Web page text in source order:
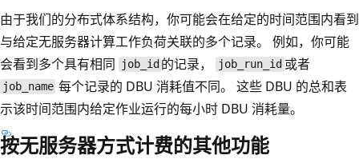
由于我们的分布式体系结构，你可能会在给定的时间范围内看到
与给定无服务器计算工作负荷关联的多个记录。 例如，你可能
会看到多个具有相同
job_id 的记录， job_run_id 或者
job_name 每个记录的 DBU 消耗值不同。 这些 DBU 的总和表
示该时间范围内给定作业运行的每小时 DBU 消耗量。
按无服务器方式计费的其他功能